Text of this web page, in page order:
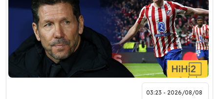
2026/08/08 - 03:23